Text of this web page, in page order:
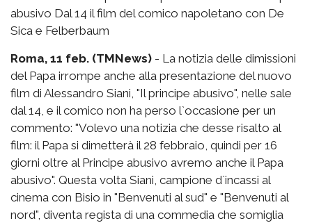
abusivo Dal 14 il film del comico napoletano con De
Sica e Felberbaum
Roma, 11 feb. (TMNews) - La notizia delle dimissioni
del Papa irrompe anche alla presentazione del nuovo
film di Alessandro Siani, "Il principe abusivo", nelle sale
dal 14, e il comico non ha perso l`occasione per un
commento: "Volevo una notizia che desse risalto al
film: il Papa si dimetterà il 28 febbraio, quindi per 16
giorni oltre al Principe abusivo avremo anche il Papa
abusivo". Questa volta Siani, campione d`incassi al
cinema con Bisio in "Benvenuti al sud" e "Benvenuti al
nord", diventa regista di una commedia che somiglia